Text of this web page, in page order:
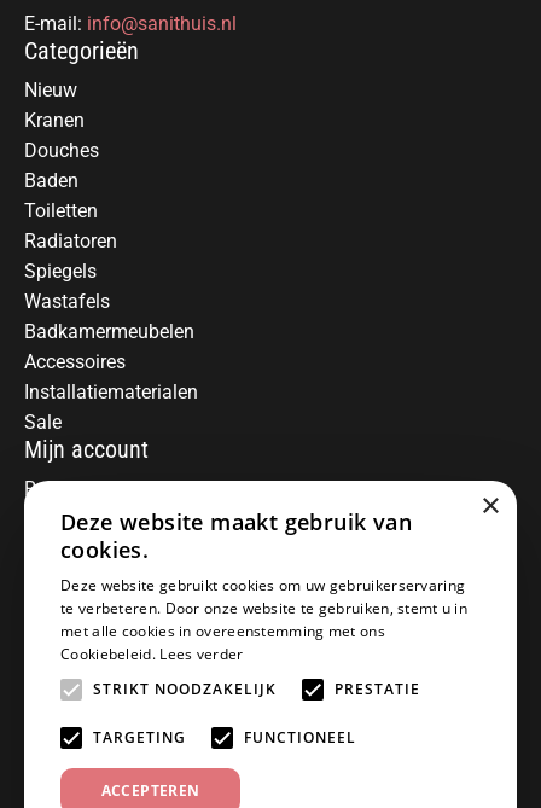
E-mail: info@sanithuis.nl
Categorieën
Nieuw
Kranen
Douches
Baden
Toiletten
Radiatoren
Spiegels
Wastafels
Badkamermeubelen
Accessoires
Installatiematerialen
Sale
Mijn account
Registreren
Mijn bestellingen
Informatie
Over ons
Algemene voorwaarden
Disclaimer
Privacy Policy
Betaalmethoden
Retourneren
Klantenservice
Offerte aanvragen
×
Deze website maakt gebruik van
cookies.
Deze website gebruikt cookies om uw gebruikerservaring
te verbeteren. Door onze website te gebruiken, stemt u in
met alle cookies in overeenstemming met ons
Cookiebeleid. Lees verder
STRIKT NOODZAKELIJK
PRESTATIE
TARGETING FUNCTIONEEL
ACCEPTEREN